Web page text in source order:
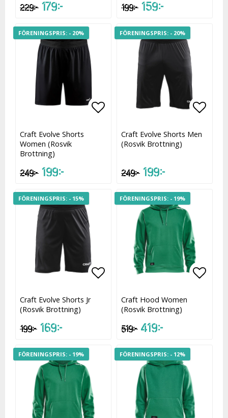
229 kr 179 kr 199 kr 159 kr
- 20%
Lägg till i favoritlistan
Craft Evolve Shorts
Women (Rosvik
Brottning)
249 kr 199 kr
- 20%
Lägg
Craft Evolve Shorts Men
(Rosvik Brottning)
249 kr 199 kr
- 15%
Lägg till i favoritlistan
Craft Evolve Shorts Jr
(Rosvik Brottning)
199 kr 169 kr
- 19%
Craft Hood Women
(Rosvik Brottning)
519 kr 419 kr
- 19% - 12%